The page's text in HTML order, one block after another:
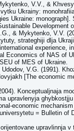
V.V., &
Ukrainy:
Ukraine:
Development
& Mykytenko, V.V.
strateghiji dlja
experience,
Economics of NAS of
of MES of Ukraine.
V.G. (1991).
[The economic
Konceptualjnaja
upravlenyja
economic
= Bulletin of
upravlinnja v